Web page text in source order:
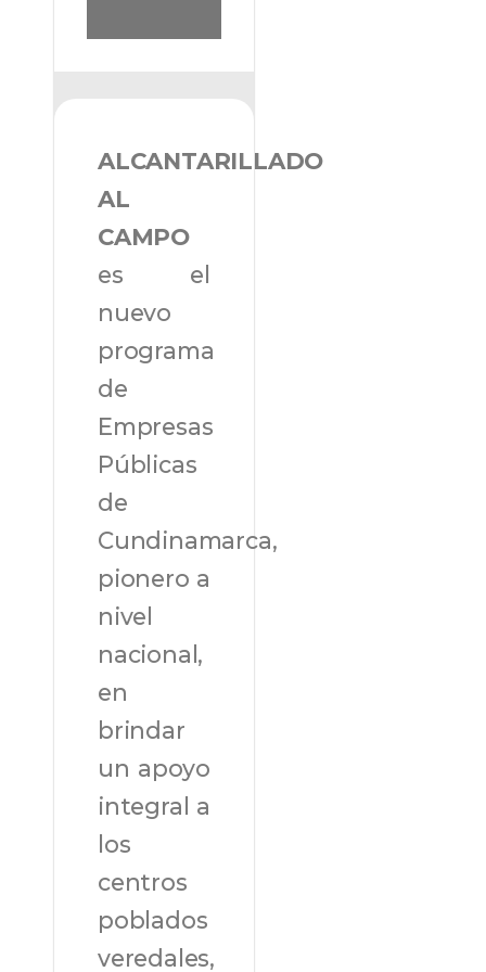
ALCANTARILLADO
AL
CAMPO
es el
nuevo
programa
de
Empresas
Públicas
de
Cundinamarca,
pionero a
nivel
nacional,
en
brindar
un apoyo
integral a
los
centros
poblados
veredales,